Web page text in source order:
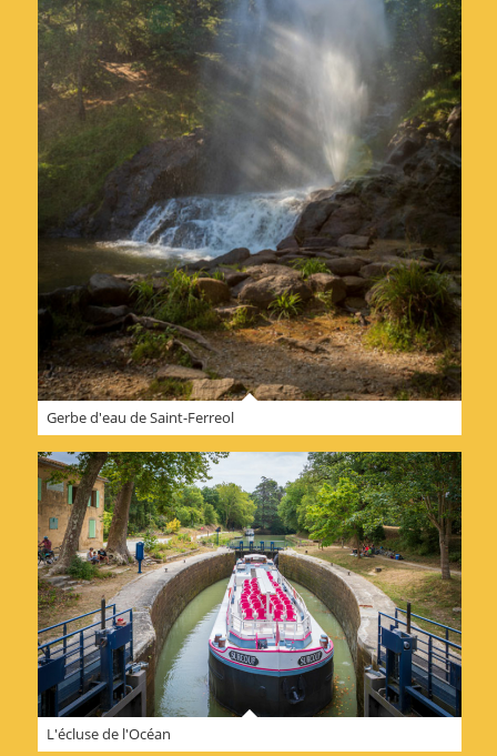
Gerbe d'eau de Saint-Ferreol
L'écluse de l'Océan